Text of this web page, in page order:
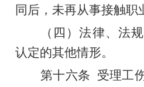
同后，未再从事接触职
（四）法律、法
认定的其他情形。
第十六条 受理工